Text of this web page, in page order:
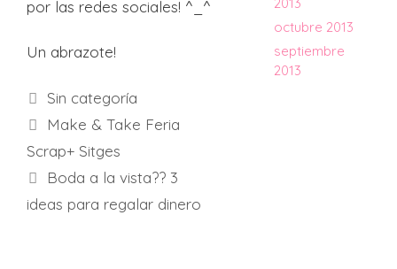
por las redes sociales! ^_^
Un abrazote!
Categorías
Sin categoría
Make & Take Feria
Scrap+ Sitges
Boda a la vista?? 3
ideas para regalar dinero
octubre 2013
septiembre
2013